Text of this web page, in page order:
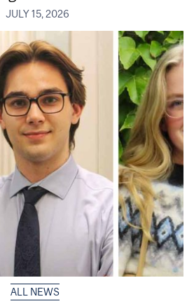
JULY 15, 2026
ALL NEWS